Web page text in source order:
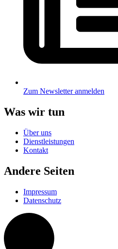
Zum Newsletter anmelden
Was wir tun
Über uns
Dienstleistungen
Kontakt
Andere Seiten
Impressum
Datenschutz